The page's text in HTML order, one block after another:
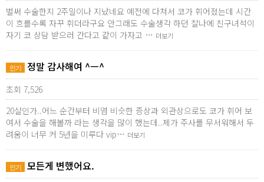
벌써 수술한지 2주일이나 지났네요 예전에 다쳐서 코가 휘어졌는데 시간
이 흐를수록 자꾸 휘더라구요 안그래도 수술생각 하던 찰나에 친구녀석이
자기 코 상담 받으러 간다고 같이 가자고 … 더보기
인기 정말 감사해여 ^ㅡ^
조회 7,526
20살인가..어느 순간부터 비염 비슷한 증상과 외관상으로도 코가 휘어 보
여서 수술을 해볼까 라는 생각을 많이 했는데..제가 주사를 무서워해서 두
려움이 너무 커 5년을 미루다 vip… 더보기
인기 모든게 변했어요.